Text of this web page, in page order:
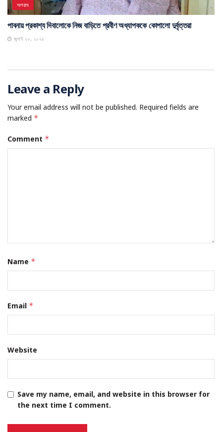
অপরাধ
পাবনায় প্রকাশ্য দিবালোকে নিজ বাড়িতে প্রবীণ অধ্যাপককে কোপালো দুর্বৃত্তরা
জুলাই ২৮, ২০২৫
Leave a Reply
Your email address will not be published. Required fields are
marked *
Comment *
Name *
Email *
Website
Save my name, email, and website in this browser for
the next time I comment.